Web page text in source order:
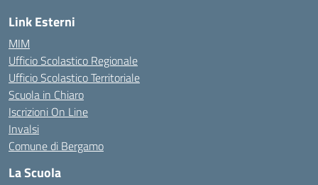
Link Esterni
MIM
Ufficio Scolastico Regionale
Ufficio Scolastico Territoriale
Scuola in Chiaro
Iscrizioni On Line
Invalsi
Comune di Bergamo
La Scuola